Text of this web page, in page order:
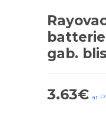
gab.
3.63€ ar